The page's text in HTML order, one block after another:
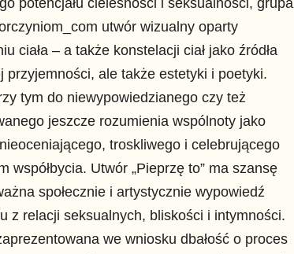
potencjału cielesności i seksualności, grupa
utwór wizualny oparty
ciała – a także konstelacji ciał jako źródła
przyjemności, ale także estetyki i poetyki.
tym do niewypowiedzianego czy też
jeszcze rozumienia wspólnoty jako
troskliwego i celebrującego
współbycia. Utwór „Pieprzę to” ma szansę
społecznie i artystycznie wypowiedź
z relacji seksualnych, bliskości i intymności.
we wniosku dbałość o proces